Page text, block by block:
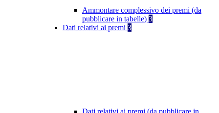
Ammontare complessivo dei premi (da
pubblicare in tabelle) 3
Dati relativi ai premi 3